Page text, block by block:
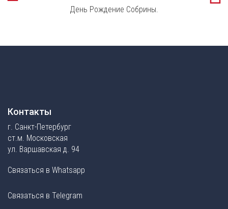
День Рождение Собрины.
Контакты
г. Санкт-Петербург
ст.м. Московская
ул. Варшавская д. 94
Связаться в Whatsapp
Связаться в Telegram